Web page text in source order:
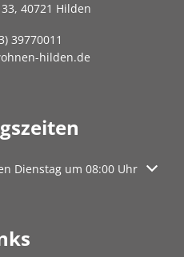
40721 Hilden
39770011
hilden.de
oder Schließzeiten
Dienstag um 08:00 Uhr